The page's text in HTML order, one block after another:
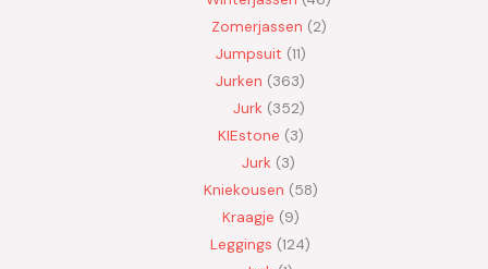
Zomerjassen 2
Jumpsuit 11
Jurken 363
Jurk 352
KIEstone 3
Jurk 3
Kniekousen 58
Kraagje 9
Leggings 124